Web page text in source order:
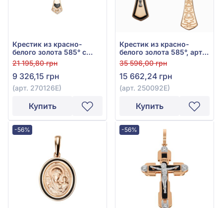
Крестик из красно-
белого золота 585° с
чёрным фианитом (куб.
цирконий) и эмалью,
арт. 270126Е
21 195,80 грн
9 326,15 грн
(арт. 270126Е)
Купить
Крестик из красно-
белого золота 585°, арт.
250092Е
35 596,00 грн
15 662,24 грн
(арт. 250092Е)
Купить
-56% -56%